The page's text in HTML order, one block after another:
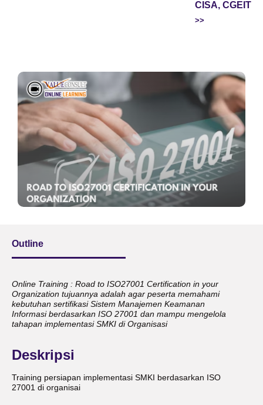
CISA, CGEIT
Outline
Online Training : Road to ISO27001 Certification in your
Organization tujuannya adalah agar peserta memahami
kebutuhan sertifikasi Sistem Manajemen Keamanan
Informasi berdasarkan ISO 27001 dan mampu mengelola
tahapan implementasi SMKI di Organisasi
Deskripsi
Training persiapan implementasi SMKI berdasarkan ISO
27001 di organisai